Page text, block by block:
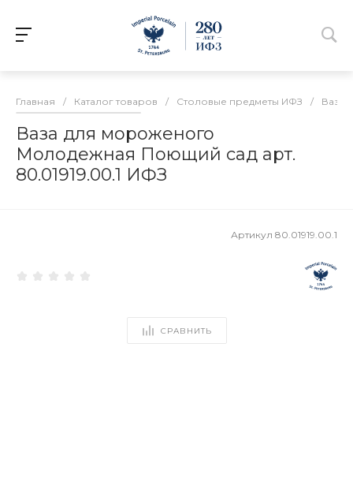
Главная / Каталог товаров / Столовые предметы ИФЗ / Вазы
Ваза для мороженого
Молодежная Поющий сад арт.
80.01919.00.1 ИФЗ
Артикул 80.01919.00.1
СРАВНИТЬ